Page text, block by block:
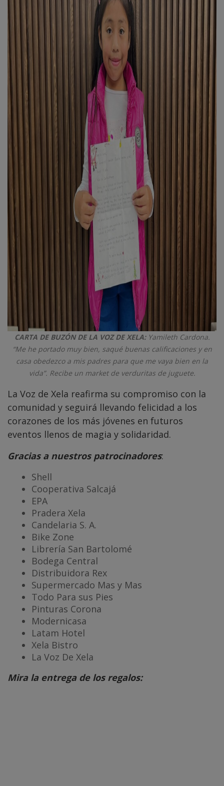
CARTA DE BUZÓN DE LA VOZ DE XELA:Yamileth Cardona.
“Me he portado muy bien, saqué buenas calificaciones y en
casa obedezco a mis padres para que me vaya bien en la
vida”. Recibe un market de verduritas de juguete.
La Voz de Xela reafirma su compromiso con la
comunidad y seguirá llevando felicidad a los
corazones de los más jóvenes en futuros
eventos llenos de magia y solidaridad.
Gracias a nuestros patrocinadores:
Shell
Cooperativa Salcajá
EPA
Pradera Xela
Candelaria S. A.
Bike Zone
Librería San Bartolomé
Bodega Central
Distribuidora Rex
Supermercado Mas y Mas
Todo Para sus Pies
Pinturas Corona
Modernicasa
Latam Hotel
Xela Bistro
La Voz De Xela
Mira la entrega de los regalos: